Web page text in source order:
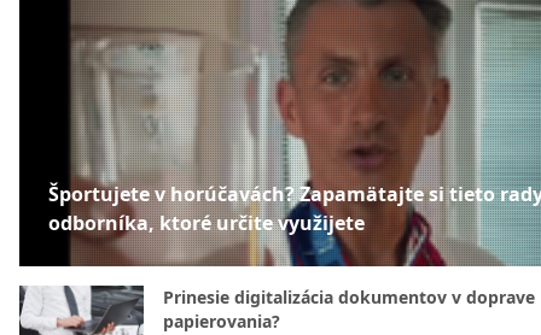
Športujete v horúčavách? Zapamätajte si tieto
odborníka, ktoré určite využijete
Prinesie digitalizácia dokumentov v doprave
papierovania?